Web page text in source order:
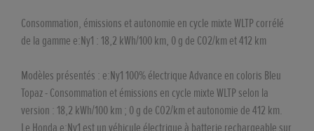
Consommation, émissions et autonomie en cycle mixte WLTP corrélé
de la gamme e:Ny1 : 18,2 kWh/100 km, 0 g de CO2/km et 412 km
Modèles présentés : e:Ny1 100% électrique Advance en coloris Bleu
Topaz - Consommation et émissions en cycle mixte WLTP selon la
version : 18,2 kWh/100 km ; 0 g de CO2/km et autonomie de 412 km.
Le Honda e:Ny1 est un véhicule électrique à batterie rechargeable sur